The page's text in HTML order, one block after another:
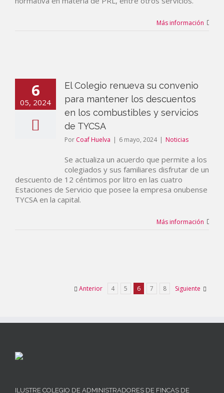
Más información
6
05, 2024
El Colegio renueva su convenio
para mantener los descuentos
en los combustibles y servicios
de TYCSA
Por Coaf Huelva | 6 mayo, 2024 | Noticias
Se actualiza un acuerdo que permite a los
colegiados y sus familiares disfrutar de un
descuento de 12 céntimos por litro en las cuatro
Estaciones de Servicio que posee la empresa onubense
TYCSA en la capital.
Más información
Anterior 4 5 6 7 8 Siguiente
ILUSTRE COLEGIO DE ADMINISTRADORES DE FINCAS DE